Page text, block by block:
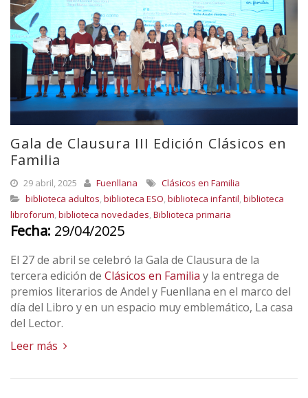
Gala de Clausura III Edición Clásicos en
Familia
29 abril, 2025 Fuenllana
Clásicos en Familia
biblioteca adultos, biblioteca ESO, biblioteca infantil, biblioteca
libroforum, biblioteca novedades, Biblioteca primaria
Fecha: 29/04/2025
El 27 de abril se celebró la Gala de Clausura de la
tercera edición de Clásicos en Familia y la entrega de
premios literarios de Andel y Fuenllana en el marco del
día del Libro y en un espacio muy emblemático, La casa
del Lector.
Leer más